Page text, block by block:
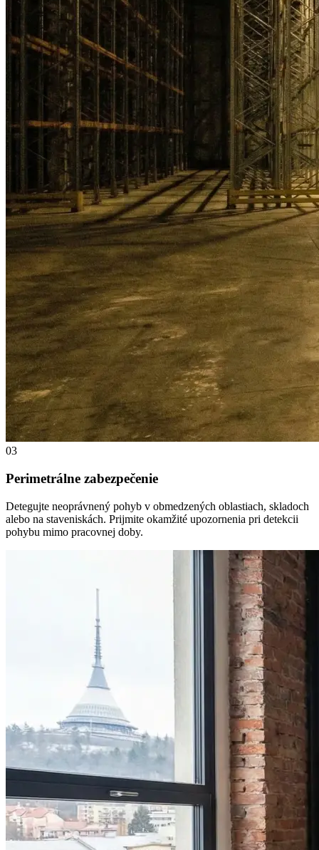
03
Perimetrálne zabezpečenie
Detegujte neoprávnený pohyb v obmedzených oblastiach, skladoch
alebo na staveniskách. Prijmite okamžité upozornenia pri detekcii
pohybu mimo pracovnej doby.